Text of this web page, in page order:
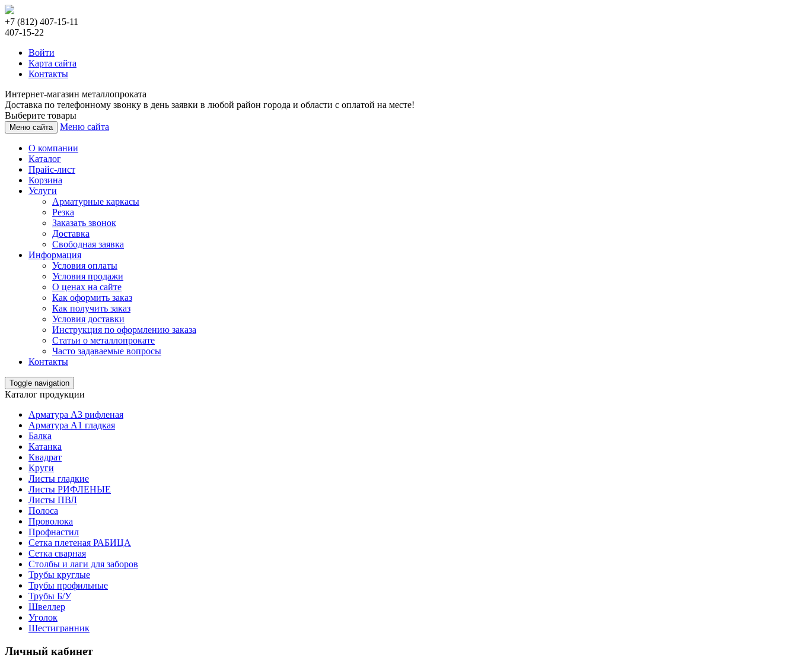
+7 (812) 407-15-11
407-15-22
Войти
Карта сайта
Контакты
Интернет-магазин металлопроката
Доставка по телефонному звонку в день заявки в любой район города и области с оплатой на месте!
Выберите товары
Меню сайта Меню сайта
О компании
Каталог
Прайс-лист
Корзина
Услуги
Арматурные каркасы
Резка
Заказать звонок
Доставка
Свободная заявка
Информация
Условия оплаты
Условия продажи
О ценах на сайте
Как оформить заказ
Как получить заказ
Условия доставки
Инструкция по оформлению заказа
Статьи о металлопрокате
Часто задаваемые вопросы
Контакты
Toggle navigation
Каталог продукции
Арматура А3 рифленая
Арматура А1 гладкая
Балка
Катанка
Квадрат
Круги
Листы гладкие
Листы РИФЛЕНЫЕ
Листы ПВЛ
Полоса
Проволока
Профнастил
Сетка плетеная РАБИЦА
Сетка сварная
Столбы и лаги для заборов
Трубы круглые
Трубы профильные
Трубы Б/У
Швеллер
Уголок
Шестигранник
Личный кабинет